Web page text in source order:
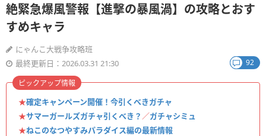
絶緊急爆風警報【進撃の暴風渦】の攻略とおす
すめキャラ
にゃんこ大戦争攻略班
最終更新日：2026.03.31 21:30
92
★確定キャンペーン開催！今引くべきガチャ
★サマーガールズガチャ引くべき？ ／ガチャシミュ
★ねこのなつやすみパラダイス編の最新情報
ピックアップ情報